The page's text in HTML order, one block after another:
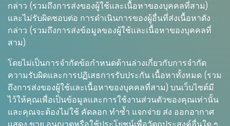
กล่าว (รวมถึงการส่งของผู้ใช้และเนื้อหาของบุคคลที่สาม)
และไม่รับผิดชอบต่อ การดำเนินการของผู้อื่นที่ส่งเนื้อหาดัง
กล่าว (รวมถึงการส่งข้อมูลของผู้ใช้และเนื้อหาของบุคคลที่
สาม)
โดยไม่เป็นการจำกัดข้อกำหนดด้านล่างเกี่ยวกับการจำกัด
ความรับผิดและการปฏิเสธการรับประกัน เนื้อหาทั้งหมด (รวม
ถึงการส่งของผู้ใช้และเนื้อหาของบุคคลที่สาม) บนเว็บไซต์มี
ไว้ให้คุณเพื่อเป็นข้อมูลและการใช้งานส่วนตัวของคุณเท่านั้น
และคุณจะต้องไม่ใช้ คัดลอก ทำซ้ำ แจกจ่าย ส่ง ออกอากาศ